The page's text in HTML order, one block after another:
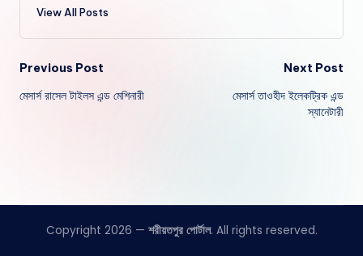
View All Posts
Post
navigation
Previous Post
মেসার্স রাসেল টাইলস এন্ড মেশিনারী
Next Post
মেসার্স তাওহীদ ইলেকট্রিক এন্ড
স্যানেটারী
Copyright 2026 — শরীয়তপুর পোর্টাল. All rights reserved.